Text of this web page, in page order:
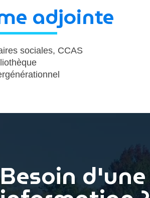
adjointe
sociales, CCAS
Besoin d'une